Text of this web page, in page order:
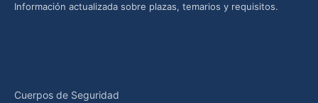
Información actualizada sobre plazas, temarios y requisitos.
Cuerpos de Seguridad